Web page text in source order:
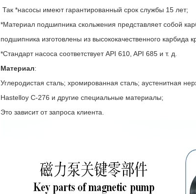
Так *насосы имеют гарантированный срок службы 15 лет;
*Материал подшипника скольжения представляет собой
подшипника изготовлены из высококачественного карбида
*Стандарт насоса соответствует API 610, API 685 и т. д.
Материал:
Углеродистая сталь; хромированная сталь; аустенитная
Hastelloy C-276 и другие специальные материалы;
Это зависит от запроса клиента.